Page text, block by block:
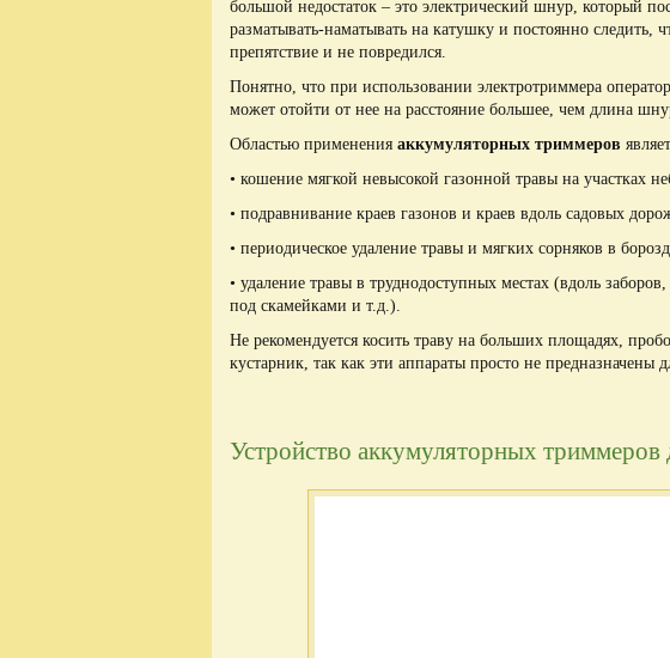
большой недостаток – это электрический шнур, который
разматывать-наматывать на катушку и постоянно следить,
препятствие и не повредился.
Понятно, что при использовании электротриммера
может отойти от нее на расстояние большее, чем длина
Областью применения аккумуляторных триммеров
• кошение мягкой невысокой газонной травы на участках
• подравнивание краев газонов и краев вдоль садовых
• периодическое удаление травы и мягких сорняков в
• удаление травы в труднодоступных местах (вдоль
под скамейками и т.д.).
Не рекомендуется косить траву на больших площадях,
кустарник, так как эти аппараты просто не предназначены
Устройство аккумуляторных триммеров